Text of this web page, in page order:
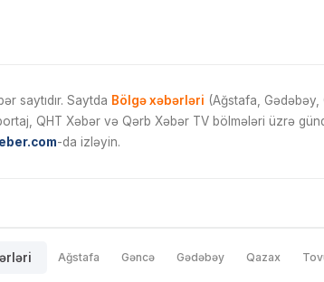
saytıdır. Saytda Bölgə xəbərləri (Ağstafa, Gədəbəy,
QHT Xəbər və Qərb Xəbər TV bölmələri üzrə
-da izləyin.
Ağstafa Gəncə Gədəbəy Qazax